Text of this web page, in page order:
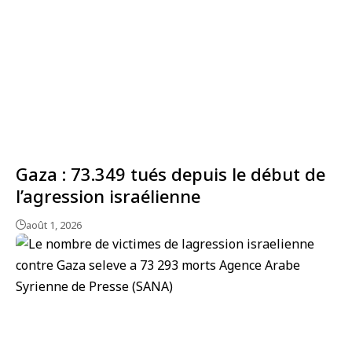
Gaza : 73.349 tués depuis le début de
l’agression israélienne
août 1, 2026